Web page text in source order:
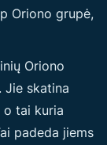
Oriono grupė,
Oriono
Jie skatina
o tai kuria
padeda jiems